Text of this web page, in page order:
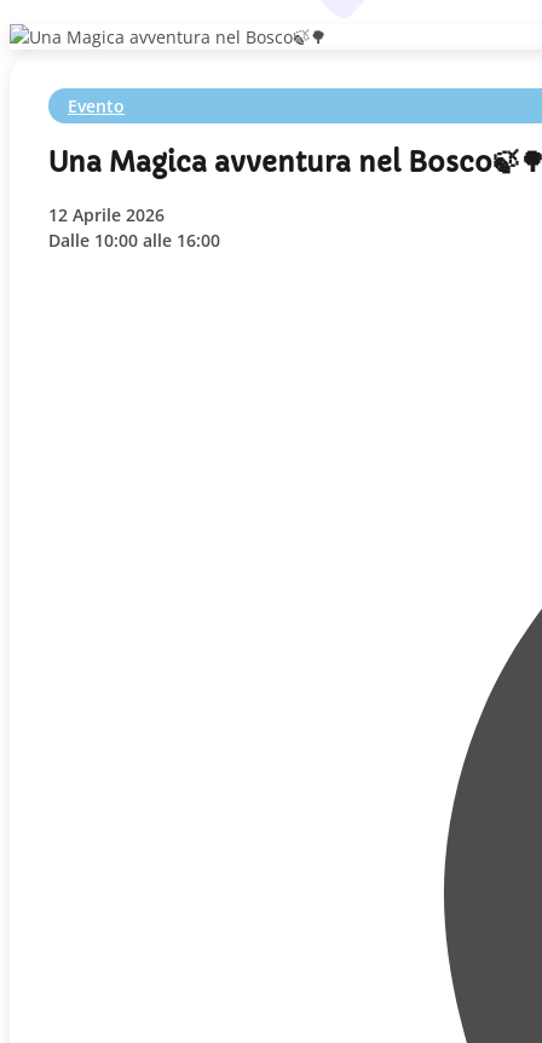
Evento
Una Magica avventura nel
12 Aprile 2026
Dalle 10:00 alle 16:00